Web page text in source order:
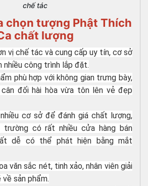
chế tác
chọn tượng Phật Thích
chất lượng
vị chế tác và cung cấp uy tín, cơ sở
nhiều công trình lắp đặt.
phù hợp với không gian trưng bày,
đối hài hòa vừa tôn lên vẻ đẹp
cơ sở để đánh giá chất lượng,
có rất nhiều cửa hàng bán
dễ có thể phát hiện bằng mắt
văn sắc nét, tinh xảo, nhân viên giải
sản phẩm.